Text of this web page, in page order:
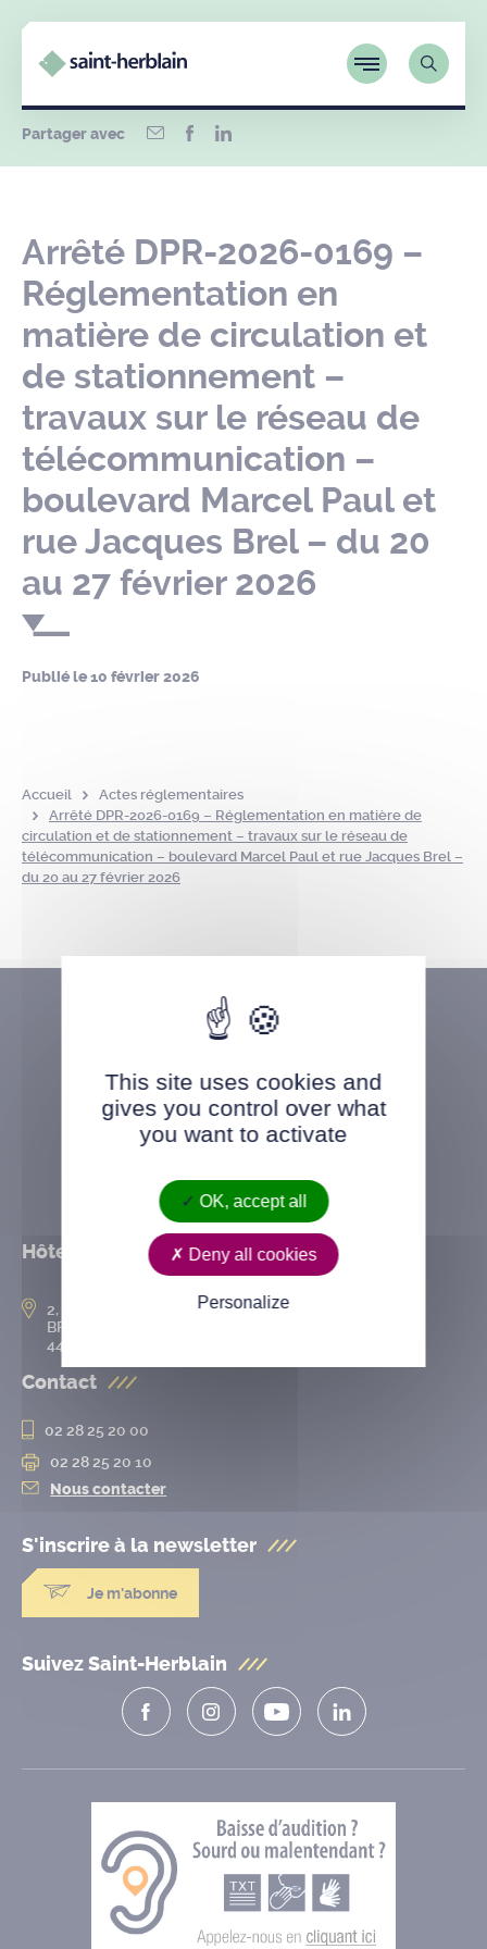
Partager avec
Arrêté DPR-2026-0169 –
Réglementation en
matière de circulation et
de stationnement –
travaux sur le réseau de
télécommunication –
boulevard Marcel Paul et
rue Jacques Brel – du 20
au 27 février 2026
Publié le10 février 2026
Accueil
Actes réglementaires
Arrêté DPR-2026-0169 – Réglementation en matière de
circulation et de stationnement – travaux sur le réseau de
télécommunication – boulevard Marcel Paul et rue Jacques Brel –
du 20 au 27 février 2026
Hôtel de ville
2, rue de l’Hôtel-de-Ville
BP 50167
44802 Saint-Herblain cedex
Contact
02 28 25 20 00
02 28 25 20 10
Nous contacter
S'inscrire à la newsletter
Je m'abonne
Suivez Saint-Herblain
This site uses cookies and
gives you control over what
you want to activate
OK, accept all
Deny all cookies
Personalize